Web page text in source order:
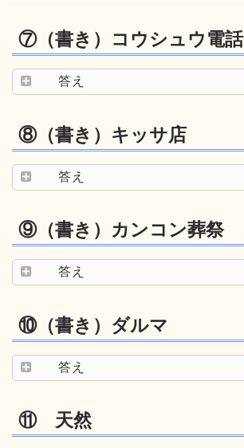
⑦（書き）コウシュウ電話
答え
⑧（書き）キッサ店
答え
⑨（書き）カンコン葬祭
答え
⑩（書き）ダルマ
答え
⑪ 天然